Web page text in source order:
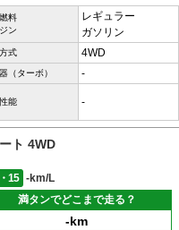
料
ン
レギュラー
ガソリン
式 4WD
（ターボ） -
能 -
ト 4WD
15
-km/L
満タンでどこまで走る？
-km